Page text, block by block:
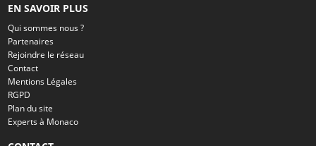
EN SAVOIR PLUS
Qui sommes nous ?
Partenaires
Rejoindre le réseau
Contact
Mentions Légales
RGPD
Plan du site
Experts à Monaco